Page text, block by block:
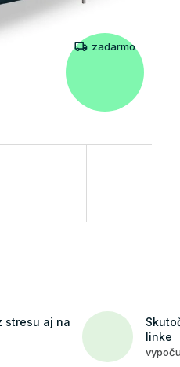
zadarmo
stresu aj na
linke